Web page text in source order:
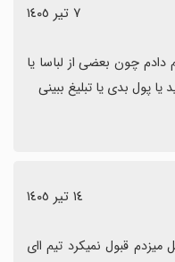
و بهبود رابط کاربری و
در انتخاب لباس و تجربه
و پرداخت‌های
٧ تیر ١٤٠٥
پول بدی یا تبلیغ ببینی
١٤ تیر ١٤٠٥